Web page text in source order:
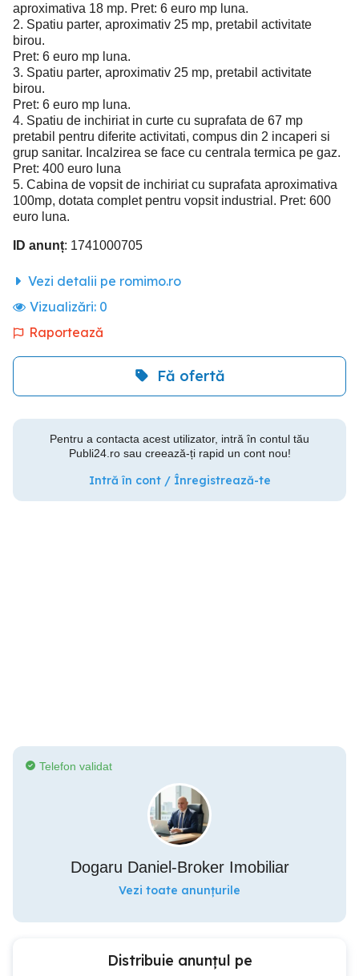
aproximativa 18 mp. Pret: 6 euro mp luna.
2. Spatiu parter, aproximativ 25 mp, pretabil activitate
birou.
Pret: 6 euro mp luna.
3. Spatiu parter, aproximativ 25 mp, pretabil activitate
birou.
Pret: 6 euro mp luna.
4. Spatiu de inchiriat in curte cu suprafata de 67 mp
pretabil pentru diferite activitati, compus din 2 incaperi si
grup sanitar. Incalzirea se face cu centrala termica pe gaz.
Pret: 400 euro luna
5. Cabina de vopsit de inchiriat cu suprafata aproximativa
100mp, dotata complet pentru vopsit industrial. Pret: 600
euro luna.
ID anunț: 1741000705
Vezi detalii pe romimo.ro
Vizualizări: 0
Raportează
Fă ofertă
Pentru a contacta acest utilizator, intră în contul tău
Publi24.ro sau creează-ți rapid un cont nou!
Intră în cont / Înregistrează-te
Telefon validat
Dogaru Daniel-Broker Imobiliar
Vezi toate anunțurile
Distribuie anunțul pe